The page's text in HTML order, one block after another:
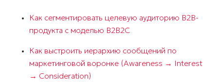
Как сегментировать целевую аудиторию B2B-
продукта с моделью B2B2C
Как выстроить иерархию сообщений по
маркетинговой воронке (Awareness → Interest
→ Consideration)